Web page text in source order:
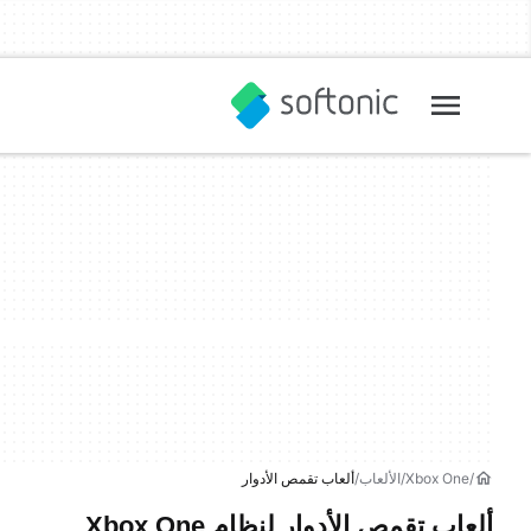
Xbox One الألعاب ألعاب تقمص الأدوار